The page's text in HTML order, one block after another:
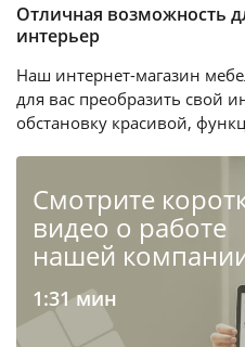
Отличная возможность
интерьер
Наш интернет-магазин
для вас преобразить свой
обстановку красивой,
Cмотрите
видео о работе
нашей
1:31 мин